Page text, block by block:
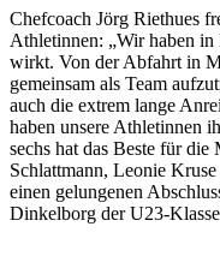
Chefcoach Jörg Riethues
Athletinnen: „Wir haben in
wirkt. Von der Abfahrt in
gemeinsam als Team
auch die extrem lange
haben unsere Athletinnen
sechs hat das Beste für die
Schlattmann, Leonie
einen gelungenen
Dinkelborg der U23-